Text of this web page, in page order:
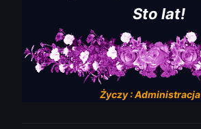
Sto l at!
Życzy :Administracja